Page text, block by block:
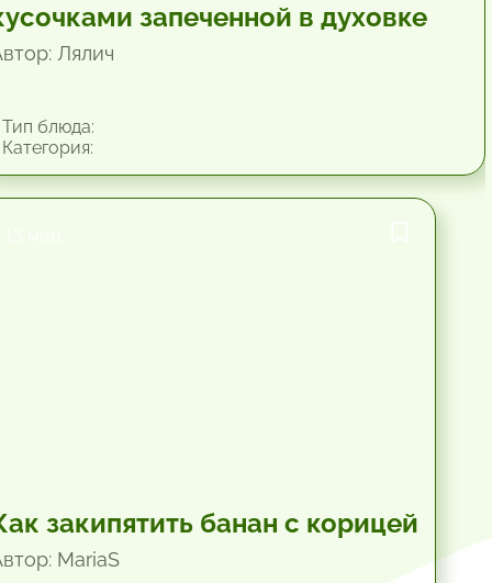
запеченной в духовке
Лялич
блюда:
закипятить банан с корицей
MariaS